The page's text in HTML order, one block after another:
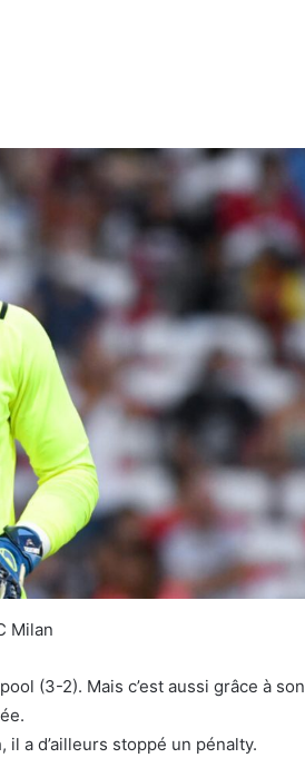
Milan
(3-2). Mais c’est aussi grâce à son
a d’ailleurs stoppé un pénalty.